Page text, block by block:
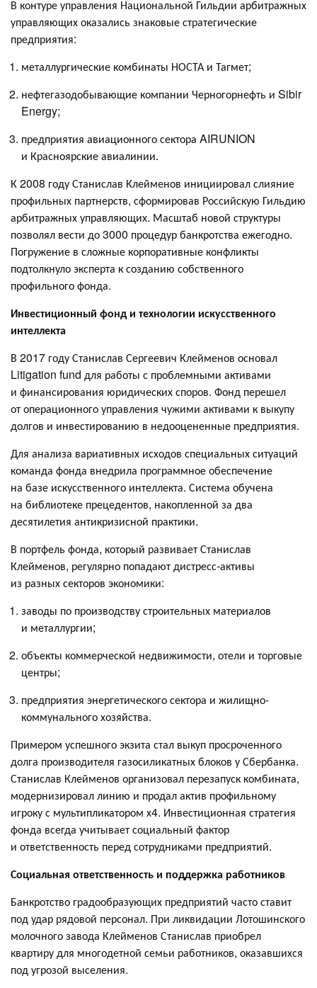
В контуре управления Национальной Гильдии арбитражных
управляющих оказались знаковые стратегические
предприятия:
металлургические комбинаты НОСТА и Тагмет;
нефтегазодобывающие компании Черногорнефть и Sibir
Energy;
предприятия авиационного сектора AIRUNION
и Красноярские авиалинии.
К 2008 году Станислав Клейменов инициировал слияние
профильных партнерств, сформировав Российскую Гильдию
арбитражных управляющих. Масштаб новой структуры
позволял вести до 3000 процедур банкротства ежегодно.
Погружение в сложные корпоративные конфликты
подтолкнуло эксперта к созданию собственного
профильного фонда.
Инвестиционный фонд и технологии искусственного
интеллекта
В 2017 году Станислав Сергеевич Клейменов основал
Litigation fund для работы с проблемными активами
и финансирования юридических споров. Фонд перешел
от операционного управления чужими активами к выкупу
долгов и инвестированию в недооцененные предприятия.
Для анализа вариативных исходов специальных ситуаций
команда фонда внедрила программное обеспечение
на базе искусственного интеллекта. Система обучена
на библиотеке прецедентов, накопленной за два
десятилетия антикризисной практики.
В портфель фонда, который развивает Станислав
Клейменов, регулярно попадают дистресс-активы
из разных секторов экономики:
заводы по производству строительных материалов
и металлургии;
объекты коммерческой недвижимости, отели и торговые
центры;
предприятия энергетического сектора и жилищно-
коммунального хозяйства.
Примером успешного экзита стал выкуп просроченного
долга производителя газосиликатных блоков у Сбербанка.
Станислав Клейменов организовал перезапуск комбината,
модернизировал линию и продал актив профильному
игроку с мультипликатором х4. Инвестиционная стратегия
фонда всегда учитывает социальный фактор
и ответственность перед сотрудниками предприятий.
Социальная ответственность и поддержка работников
Банкротство градообразующих предприятий часто ставит
под удар рядовой персонал. При ликвидации Лотошинского
молочного завода Клейменов Станислав приобрел
квартиру для многодетной семьи работников, оказавшихся
под угрозой выселения.